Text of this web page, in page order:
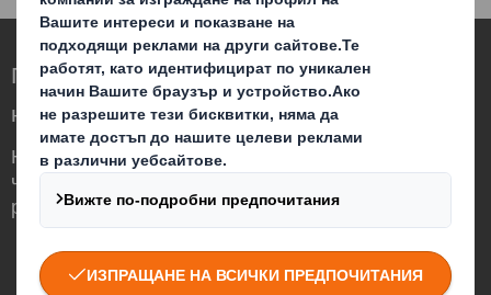
Преоткриваме опаковките на по-високо
ниво в един променящ се свят
Ние сме различни, защото осъзнаваме,
че опаковките могат да играят важна
роля в света около нас.